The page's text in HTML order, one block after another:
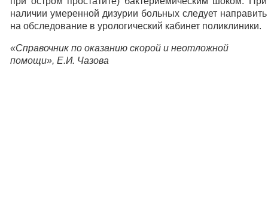
наличии умеренной дизурии больных следует направить
на обследование в урологический кабинет поликлиники.
«Справочник по оказанию скорой и неотложной
помощи», Е.И. Чазова